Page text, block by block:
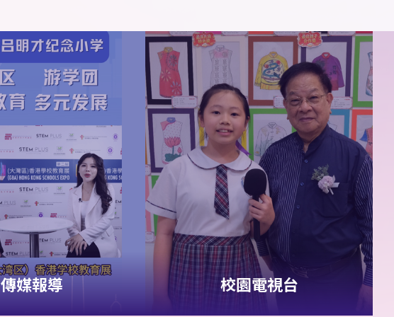
哲
季軍
1A董胤澤 2A 葉柏熙
2C張德山 2C 劉靖揚
男子 2018組4x100
米 殿軍
6A范安然 6A羅彤
欣6B 薛雅心6C羅曉
潼
女子2015組4x100
米 殿軍
傳媒報導 校園電視台